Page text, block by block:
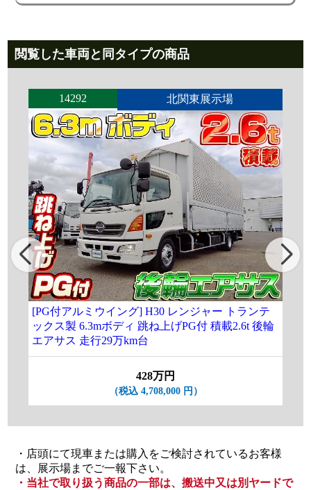
閲覧した車両と同タイプの商品
14292 北関東展示場
[PG付アルミウイング] H30 レンジャー トランテ
ックス製 6.3mボディ 跳ね上げPG付 積載2.6t 後輪
エアサス 走行29万km台
428万円
（税込 4,708,000 円）
・店頭にて現車または購入をご検討されているお客様
は、展示場までご一報下さい。
・当社で取り扱う商品の一部は、搬送中又は別ヤードで